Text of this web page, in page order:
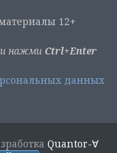
12+
нажми Ctrl+Enter
данных
Quantor-∀